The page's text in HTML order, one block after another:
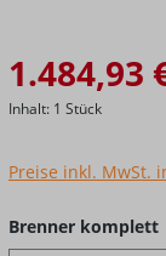
1.484,93
Inhalt: 1 Stück
Preise inkl. MwSt.
Brenner komplett